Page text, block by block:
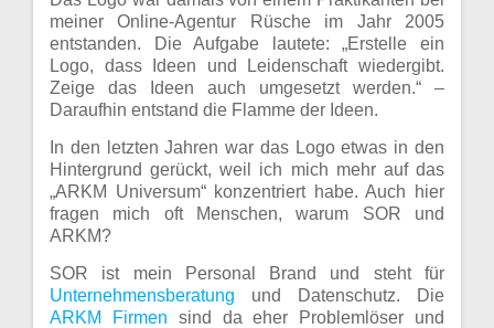
meiner Online-Agentur Rüsche im Jahr 2005
entstanden. Die Aufgabe lautete: „Erstelle ein
Logo, dass Ideen und Leidenschaft wiedergibt.
Zeige das Ideen auch umgesetzt werden.“ –
Daraufhin entstand die Flamme der Ideen.
In den letzten Jahren war das Logo etwas in den
Hintergrund gerückt, weil ich mich mehr auf das
„ARKM Universum“ konzentriert habe. Auch hier
fragen mich oft Menschen, warum SOR und
ARKM?
SOR ist mein Personal Brand und steht für
Unternehmensberatung und Datenschutz. Die
ARKM Firmen sind da eher Problemlöser und